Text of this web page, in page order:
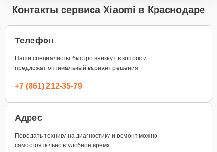
Контакты сервиса Xiaomi в Краснодаре
Телефон
Наши специалисты быстро вникнут в вопрос и
предложат оптимальный вариант решения
+7 (861) 212-35-79
Адрес
Передать технику на диагностику и ремонт можно
самостоятельно в удобное время